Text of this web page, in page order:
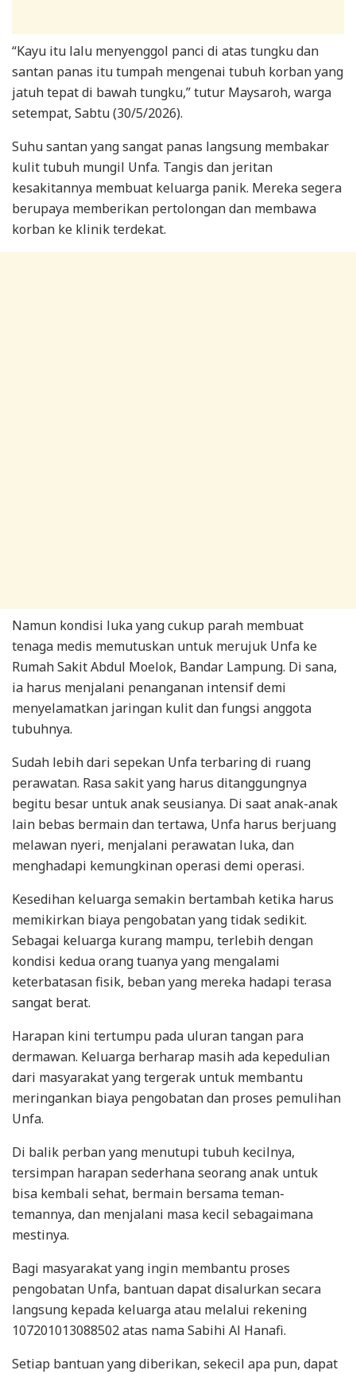
“Kayu itu lalu menyenggol panci di atas tungku dan
santan panas itu tumpah mengenai tubuh korban yang
jatuh tepat di bawah tungku,” tutur Maysaroh, warga
setempat, Sabtu (30/5/2026).
Suhu santan yang sangat panas langsung membakar
kulit tubuh mungil Unfa. Tangis dan jeritan
kesakitannya membuat keluarga panik. Mereka segera
berupaya memberikan pertolongan dan membawa
korban ke klinik terdekat.
Namun kondisi luka yang cukup parah membuat
tenaga medis memutuskan untuk merujuk Unfa ke
Rumah Sakit Abdul Moelok, Bandar Lampung. Di sana,
ia harus menjalani penanganan intensif demi
menyelamatkan jaringan kulit dan fungsi anggota
tubuhnya.
Sudah lebih dari sepekan Unfa terbaring di ruang
perawatan. Rasa sakit yang harus ditanggungnya
begitu besar untuk anak seusianya. Di saat anak-anak
lain bebas bermain dan tertawa, Unfa harus berjuang
melawan nyeri, menjalani perawatan luka, dan
menghadapi kemungkinan operasi demi operasi.
Kesedihan keluarga semakin bertambah ketika harus
memikirkan biaya pengobatan yang tidak sedikit.
Sebagai keluarga kurang mampu, terlebih dengan
kondisi kedua orang tuanya yang mengalami
keterbatasan fisik, beban yang mereka hadapi terasa
sangat berat.
Harapan kini tertumpu pada uluran tangan para
dermawan. Keluarga berharap masih ada kepedulian
dari masyarakat yang tergerak untuk membantu
meringankan biaya pengobatan dan proses pemulihan
Unfa.
Di balik perban yang menutupi tubuh kecilnya,
tersimpan harapan sederhana seorang anak untuk
bisa kembali sehat, bermain bersama teman-
temannya, dan menjalani masa kecil sebagaimana
mestinya.
Bagi masyarakat yang ingin membantu proses
pengobatan Unfa, bantuan dapat disalurkan secara
langsung kepada keluarga atau melalui rekening
107201013088502 atas nama Sabihi Al Hanafi.
Setiap bantuan yang diberikan, sekecil apa pun, dapat